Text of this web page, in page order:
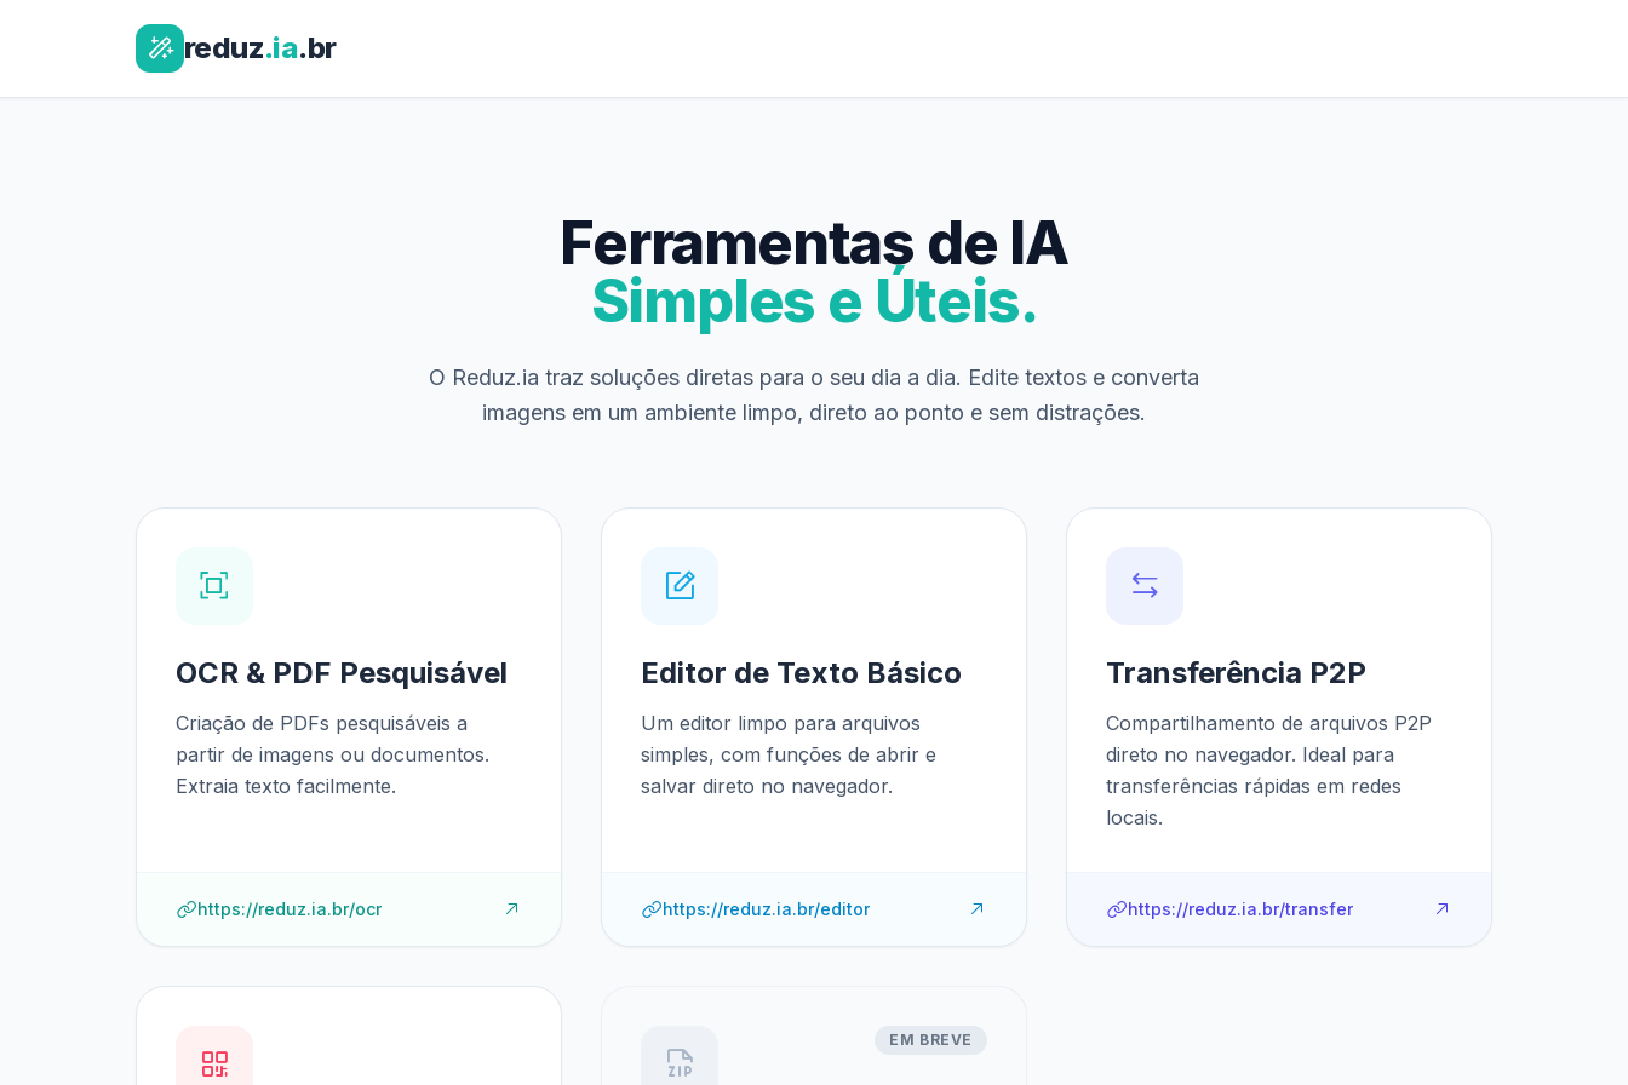
reduz.ia.br
Ferramentas de IA
Simples e Úteis.
O Reduz.ia traz soluções diretas para o seu dia a dia. Edite textos e converta
imagens em um ambiente limpo, direto ao ponto e sem distrações.
OCR & PDF Pesquisável
Criação de PDFs pesquisáveis a
partir de imagens ou documentos.
Extraia texto facilmente.
https://reduz.ia.br/ocr
Editor de Texto Básico
Um editor limpo para arquivos
simples, com funções de abrir e
salvar direto no navegador.
https://reduz.ia.br/editor
Transferência P2P
Compartilhamento de arquivos P2P
direto no navegador. Ideal para
transferências rápidas em redes
locais.
https://reduz.ia.br/transfer
EM BREVE